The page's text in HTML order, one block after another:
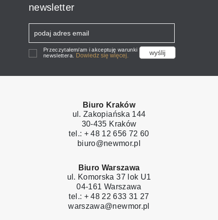
newsletter
Przeczytałem/am i akceptuję warunki
newslettera.
Dowiedz się więcej.
Biuro Kraków
ul. Zakopiańska 144
30-435 Kraków
tel.: + 48 12 656 72 60
biuro@newmor.pl
Biuro Warszawa
ul. Komorska 37 lok U1
04-161 Warszawa
tel.: + 48 22 633 31 27
warszawa@newmor.pl